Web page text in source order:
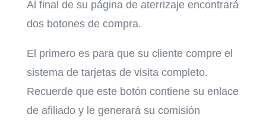
Al final de su página de aterrizaje encontrará
dos botones de compra.
El primero es para que su cliente compre el
sistema de tarjetas de visita completo.
Recuerde que este botón contiene su enlace
de afiliado y le generará su comisión